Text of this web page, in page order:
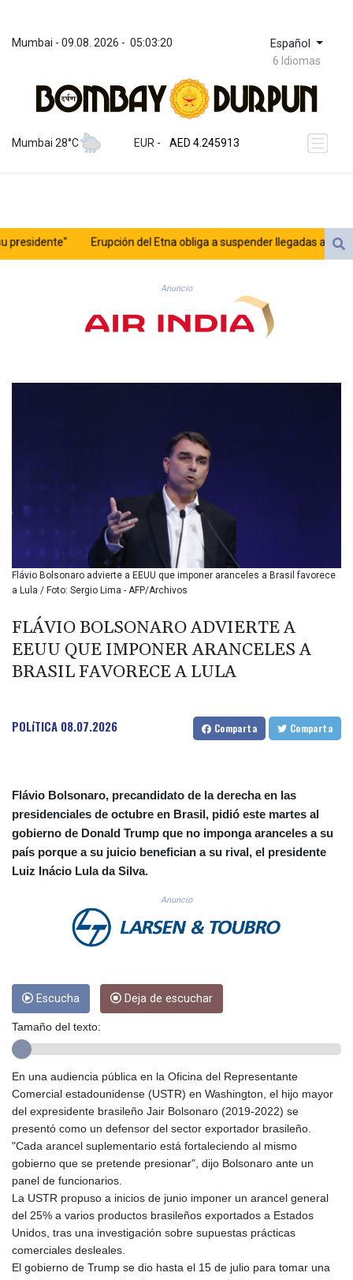
Mumbai - 09.08. 2026 - 05:03:20 Español
6 Idiomas
Mumbai 28°C EUR -
ZWL 372.275202
AED 4.245913
AFN 76.887634
ARS 1724.882567
AUD 1.638747
AZN 1.97002
BAM 1.955776
BBD 2.321671
BDT 142.688227
BMD 1.156136
BRL 5.876989
BSD 1.152686
BTN 109.688637
BWP 15.558807
BYN 3.432357
BYR 22660.258427
BZD 2.318271
CAD 1.61333
CDF 2615.761404
CHF 0.934181
CLP 1056.199727
CNY 7.801146
CNH 7.796152
COP 3633.55485
CUC 1.156136
CUP 30.637594
DKK 7.477932
DOP 67.289164
DZD 152.967099
EGP 57.293288
FJD 2.553384
FKP 0.8566
GHS 13.526832
GIP 0.8566
GNF 10123.874202
GYD 241.157003
HKD 9.067746
HNL 30.895616
HRK 7.536622
HTG 150.718127
HUF 363.096405
ILS 3.468234
IMP 0.8566
INR 110.076256
IRR
Erupción del Etna obliga a suspender llegadas a un
Anuncio
Flávio Bolsonaro advierte a EEUU que imponer aranceles a Brasil favorece
a Lula / Foto: Sergio Lima - AFP/Archivos
FLÁVIO BOLSONARO ADVIERTE A
EEUU QUE IMPONER ARANCELES A
BRASIL FAVORECE A LULA
POLíTICA 08.07.2026 Comparta Comparta
Flávio Bolsonaro, precandidato de la derecha en las
presidenciales de octubre en Brasil, pidió este martes al
gobierno de Donald Trump que no imponga aranceles a su
país porque a su juicio benefician a su rival, el presidente
Luiz Inácio Lula da Silva.
Anuncio
Escucha Deja de escuchar
Tamaño del texto:
En una audiencia pública en la Oficina del Representante
Comercial estadounidense (USTR) en Washington, el hijo mayor
del expresidente brasileño Jair Bolsonaro (2019-2022) se
presentó como un defensor del sector exportador brasileño.
"Cada arancel suplementario está fortaleciendo al mismo
gobierno que se pretende presionar", dijo Bolsonaro ante un
panel de funcionarios.
La USTR propuso a inicios de junio imponer un arancel general
del 25% a varios productos brasileños exportados a Estados
Unidos, tras una investigación sobre supuestas prácticas
comerciales desleales.
El gobierno de Trump se dio hasta el 15 de julio para tomar una